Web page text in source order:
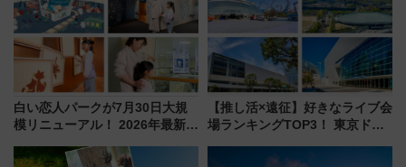
白い恋人パークが7月30日大規
模リニューアル！ 2026年最新の
と料金・アクセスを徹底解説
【推し活×遠征】好きなライブ会
場ランキングTOP3！ 東京ドー
由と交通アクセス術、ライブ会